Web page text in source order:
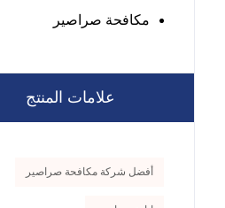
مكافحة صراصير
علامات المنتج
أفضل شركة مكافحة صراصير